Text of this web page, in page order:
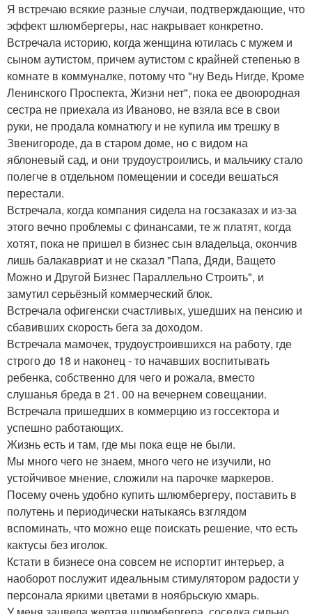
Я встречаю всякие разные случаи, подтверждающие, что
эффект шлюмбергеры, нас накрывает конкретно.
Встречала историю, когда женщина ютилась с мужем и
сыном аутистом, причем аутистом с крайней степенью в
комнате в коммуналке, потому что "ну Ведь Нигде, Кроме
Ленинского Проспекта, Жизни нет", пока ее двоюродная
сестра не приехала из Иваново, не взяла все в свои
руки, не продала комнатюгу и не купила им трешку в
Звенигороде, да в старом доме, но с видом на
яблоневый сад, и они трудоустроились, и мальчику стало
полегче в отдельном помещении и соседи вешаться
перестали.
Встречала, когда компания сидела на госзаказах и из-за
этого вечно проблемы с финансами, те ж платят, когда
хотят, пока не пришел в бизнес сын владельца, окончив
лишь балакавриат и не сказал "Папа, Дяди, Ващето
Можно и Другой Бизнес Параллельно Строить", и
замутил серьёзный коммерческий блок.
Встречала офигенски счастливых, ушедших на пенсию и
сбавивших скорость бега за доходом.
Встречала мамочек, трудоустроившихся на работу, где
строго до 18 и наконец - то начавших воспитывать
ребенка, собственно для чего и рожала, вместо
слушанья бреда в 21. 00 на вечернем совещании.
Встречала пришедших в коммерцию из госсектора и
успешно работающих.
Жизнь есть и там, где мы пока еще не были.
Мы много чего не знаем, много чего не изучили, но
устойчивое мнение, сложили на парочке маркеров.
Посему очень удобно купить шлюмбергеру, поставить в
полутень и периодически натыкаясь взглядом
вспоминать, что можно еще поискать решение, что есть
кактусы без иголок.
Кстати в бизнесе она совсем не испортит интерьер, а
наоборот послужит идеальным стимулятором радости у
персонала яркими цветами в ноябрьскую хмарь.